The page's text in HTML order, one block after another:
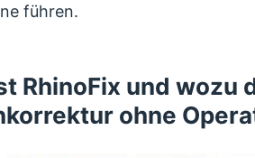
führen.
RhinoFix und wozu
ohne